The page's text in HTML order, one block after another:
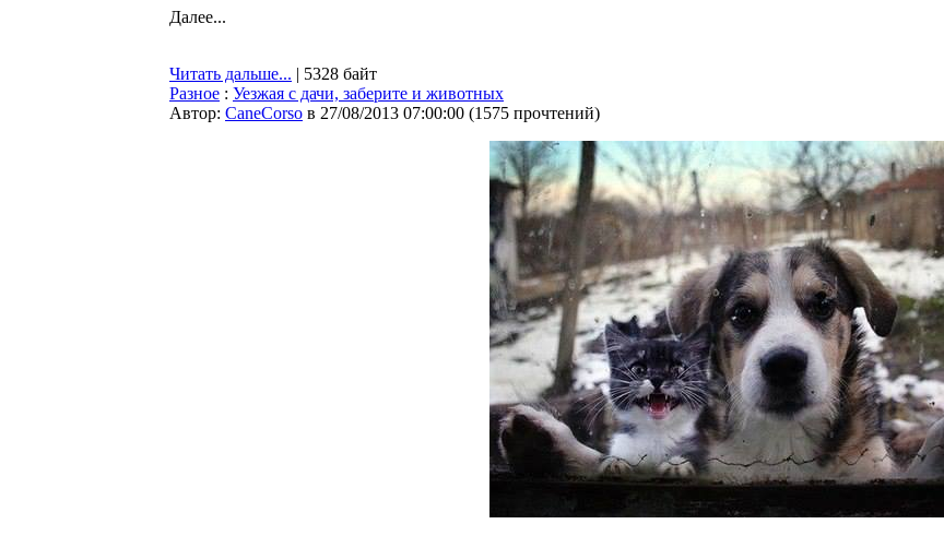
Далее...
Читать дальше... | 5328 байт
Разное : Уезжая с дачи, заберите и животных
Автор: CaneCorso в 27/08/2013 07:00:00 (1575 прочтений)